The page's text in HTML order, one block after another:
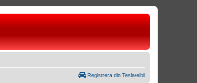
Registrera din Tesla/elbil